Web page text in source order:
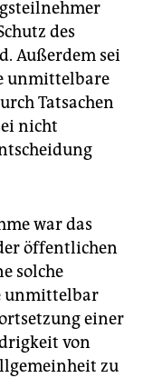
des
Außerdem sei
unmittelbare
Tatsachen
nicht
war das
öffentlichen
solche
unmittelbar
einer
von
zu